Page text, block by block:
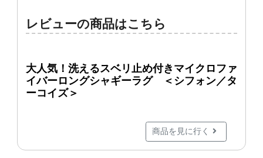
レビューの商品はこちら
大人気！洗えるスベリ止め付きマイクロファ
イバーロングシャギーラグ ＜シフォン／タ
ーコイズ＞
商品を見に行く